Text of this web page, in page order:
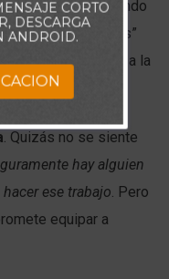
al Señor cuando
tener “márgenes”
someternos a la
. Quizás no se siente
hay alguien
ese trabajo. Pero
equipar a
CORTO
DESCARGA
ANDROID.